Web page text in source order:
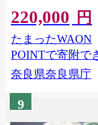
220,000 円
たまったWAON
POINTで寄附で
奈良県奈良県庁
9